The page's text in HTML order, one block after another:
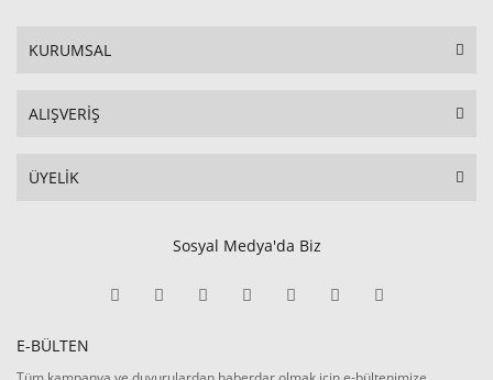
KURUMSAL
ALIŞVERİŞ
ÜYELİK
Sosyal Medya'da Biz
E-BÜLTEN